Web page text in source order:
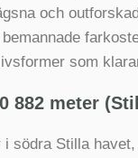
och
som
882 meter
i södra Stilla